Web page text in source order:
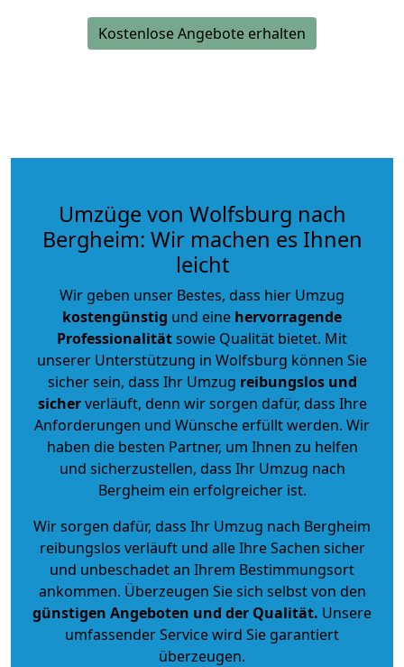
Kostenlose Angebote erhalten
Umzüge von Wolfsburg nach
Bergheim: Wir machen es Ihnen
leicht
Wir geben unser Bestes, dass hier Umzug
kostengünstig und eine hervorragende
Professionalitätsowie Qualität bietet. Mit
unserer Unterstützung in Wolfsburg können Sie
sicher sein, dass Ihr Umzug reibungslos und
sicherverläuft, denn wir sorgen dafür, dass Ihre
Anforderungen und Wünsche erfüllt werden. Wir
haben die besten Partner, um Ihnen zu helfen
und sicherzustellen, dass Ihr Umzug nach
Bergheim ein erfolgreicher ist.
Wir sorgen dafür, dass Ihr Umzug nach Bergheim
reibungslos verläuft und alle Ihre Sachen sicher
und unbeschadet an Ihrem Bestimmungsort
ankommen. Überzeugen Sie sich selbst von den
günstigen Angeboten und der Qualität. Unsere
umfassender Service wird Sie garantiert
überzeugen.